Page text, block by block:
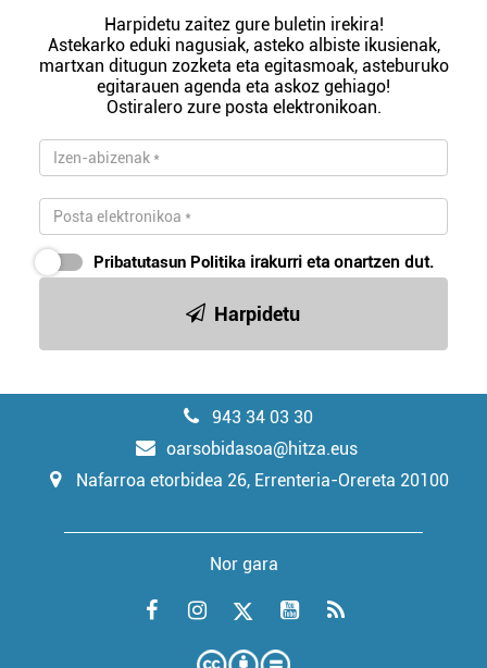
Harpidetu zaitez gure buletin irekira!
Astekarko eduki nagusiak, asteko albiste ikusienak,
martxan ditugun zozketa eta egitasmoak, asteburuko
egitarauen agenda eta askoz gehiago!
Ostiralero zure posta elektronikoan.
Pribatutasun Politika irakurri eta onartzen dut.
Harpidetu
943 34 03 30
oarsobidasoa@hitza.eus
Nafarroa etorbidea 26, Errenteria-Orereta 20100
Nor gara